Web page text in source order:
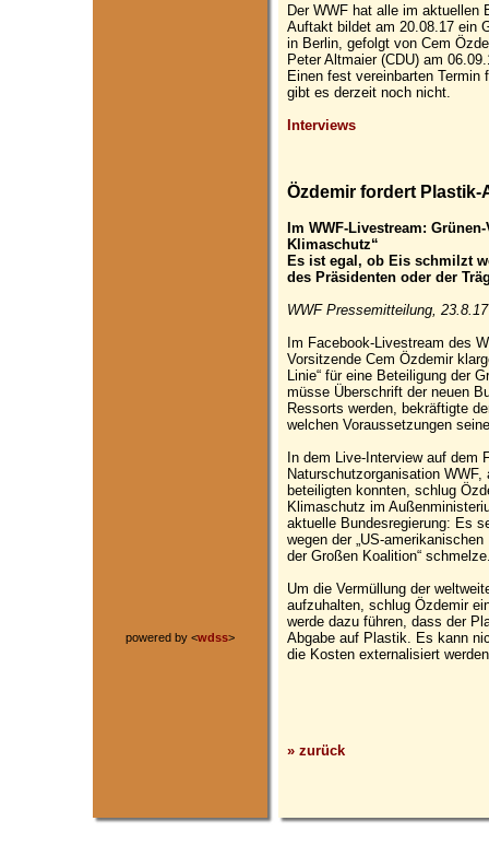
powered by <wdss>
Der WWF hat alle im aktuellen
Auftakt bildet am 20.08.17 ein
in Berlin, gefolgt von Cem
Peter Altmaier (CDU) am
Einen fest vereinbarten Termin
gibt es derzeit noch nicht.
Interviews
Özdemir fordert
Im WWF-Livestream:
Klimaschutz“
Es ist egal, ob Eis schmilzt
des Präsidenten oder der
WWF Pressemitteilung, 23.8.17
Im Facebook-Livestream des
Vorsitzende Cem Özdemir
Linie“ für eine Beteiligung der
müsse Überschrift der neuen
Ressorts werden, bekräftigte
welchen Voraussetzungen
In dem Live-Interview auf dem
Naturschutzorganisation
beteiligten konnten, schlug
Klimaschutz im
aktuelle Bundesregierung: Es
wegen der „US-
der Großen Koalition“
Um die Vermüllung der
aufzuhalten, schlug Özdemir
werde dazu führen, dass der
Abgabe auf Plastik. Es kann
die Kosten externalisiert
» zurück